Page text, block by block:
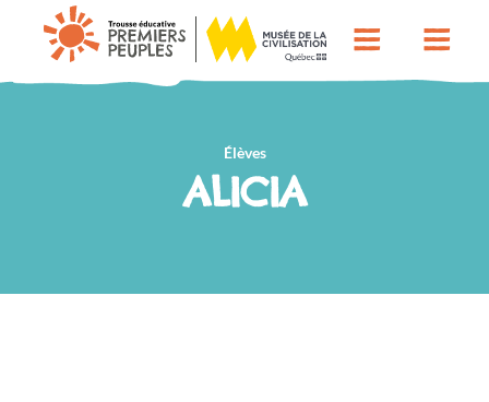
Élèves
ALICIA